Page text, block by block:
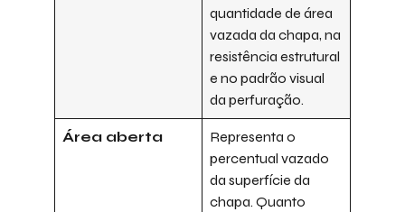
quantidade de área
vazada da chapa, na
resistência estrutural
e no padrão visual
da perfuração.
Área aberta
Representa o
percentual vazado
da superfície da
chapa. Quanto